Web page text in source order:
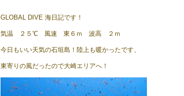
GLOBAL DIVE 海日記です！
気温 ２５℃ 風速 東６ｍ 波高 ２ｍ
今日もいい天気の石垣島！陸上も暖かったです、
東寄りの風だったので大崎エリアへ！